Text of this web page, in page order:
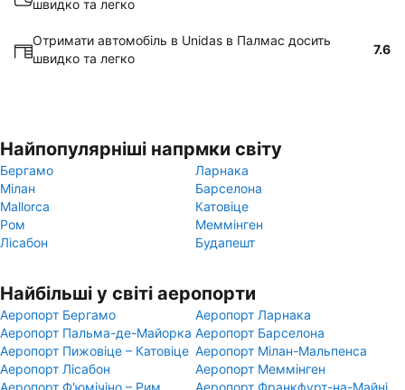
швидко та легко
Отримати автомобіль в Unidas в Палмас досить
швидко та легко
7.6
Найпопулярніші напрмки світу
Бергамо
Ларнака
Мілан
Барселона
Mallorca
Катовіце
Ром
Меммінген
Лісабон
Будапешт
Найбільші у світі аеропорти
Аеропорт Бергамо
Аеропорт Ларнака
Аеропорт Пальма-де-Майорка Аеропорт Барселона
Аеропорт Пижовіце – Катовіце Аеропорт Мілан-Мальпенса
Аеропорт Лісабон
Аеропорт Меммінген
Аеропорт Ф'юмічіно – Рим
Аеропорт Франкфурт-на-Майні